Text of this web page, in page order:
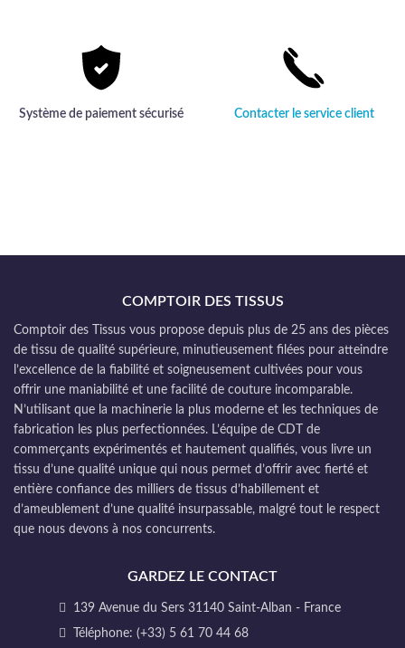
Système de paiement sécurisé Contacter le service client
COMPTOIR DES TISSUS
Comptoir des Tissus vous propose depuis plus de 25 ans des pièces
de tissu de qualité supérieure, minutieusement filées pour atteindre
l’excellence de la fiabilité et soigneusement cultivées pour vous
offrir une maniabilité et une facilité de couture incomparable.
N’utilisant que la machinerie la plus moderne et les techniques de
fabrication les plus perfectionnées. L’équipe de CDT de
commerçants expérimentés et hautement qualifiés, vous livre un
tissu d’une qualité unique qui nous permet d’offrir avec fierté et
entière confiance des milliers de tissus d’habillement et
d’ameublement d’une qualité insurpassable, malgré tout le respect
que nous devons à nos concurrents.
GARDEZ LE CONTACT
139 Avenue du Sers 31140 Saint-Alban - France
Téléphone: (+33) 5 61 70 44 68